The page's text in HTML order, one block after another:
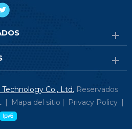
Co., Ltd. Reservados
| Mapa del sitio | Privacy Policy |